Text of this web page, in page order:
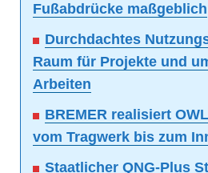
Fußabdrücke maßgeblich
Durchdachtes
Raum für Projekte und
Arbeiten
BREMER realisiert
vom Tragwerk bis zum
Staatlicher QNG-Plus